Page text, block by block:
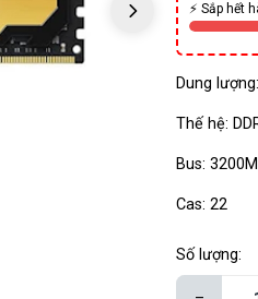
⚡ Sắp hết
Dung
Thế hệ:
Bus:
Cas: 22
Số lượng: